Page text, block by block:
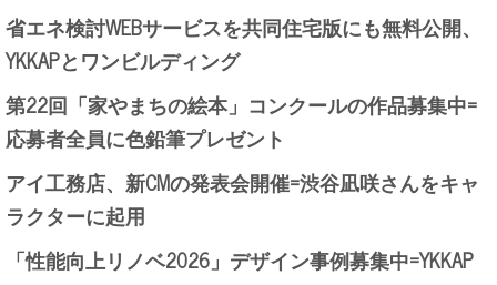
省エネ検討WEBサービスを共同住宅版にも無料公開、
YKKAPとワンビルディング
第22回「家やまちの絵本」コンクールの作品募集中=
応募者全員に色鉛筆プレゼント
アイ工務店、新CMの発表会開催=渋谷凪咲さんをキャ
ラクターに起用
「性能向上リノベ2026」デザイン事例募集中=YKKAP